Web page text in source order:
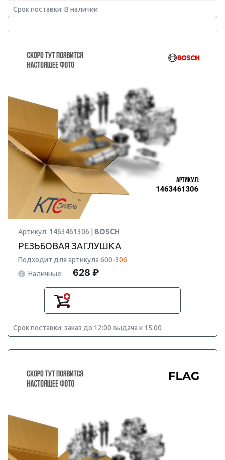
Срок поставки: В наличии
Артикул: 1463461306 | BOSCH
РЕЗЬБОВАЯ ЗАГЛУШКА
Подходит для артикула 600-306
Наличные:
628 ₽
Срок поставки: заказ до 12:00 выдача к 15:00